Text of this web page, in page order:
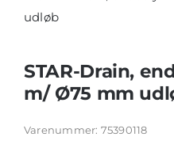
STAR-Drain,
m/ Ø75 mm
Varenummer: 75390118